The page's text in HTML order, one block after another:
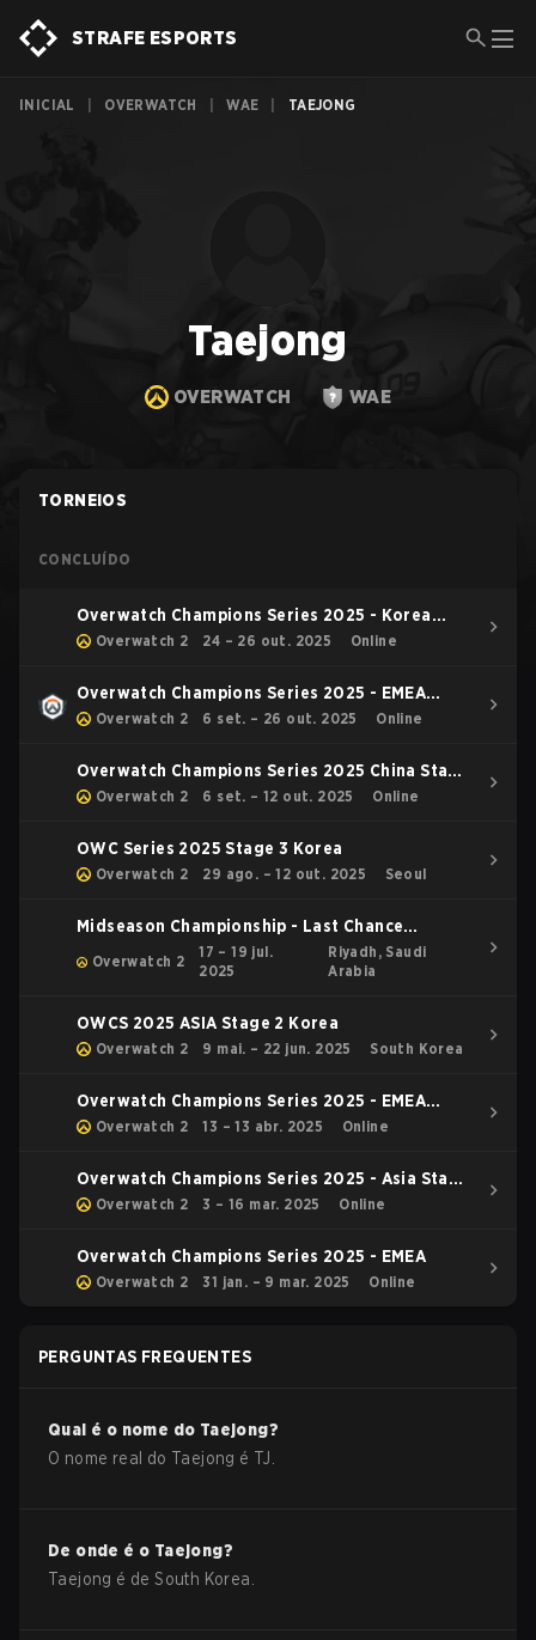
STRAFE ESPORTS
INICIAL OVERWATCH WAE TAEJONG
Taejong
OVERWATCH WAE
TORNEIOS
CONCLUÍDO
Overwatch Champions Series 2025 - Korea
Road to World Finals
Overwatch 2 24 – 26 out. 2025 Online
Overwatch Champions Series 2025 - EMEA
Stage 3
Overwatch 2 6 set. – 26 out. 2025 Online
Overwatch Champions Series 2025 China Stage
3 Overwatch 2 6 set. – 12 out. 2025 Online
OWC Series 2025 Stage 3 Korea
Overwatch 2 29 ago. – 12 out. 2025 Seoul
Midseason Championship - Last Chance
Overwatch 2
17 – 19 jul.
2025
Riyadh, Saudi
Arabia
OWCS 2025 ASIA Stage 2 Korea
Overwatch 2 9 mai. – 22 jun. 2025 South Korea
Overwatch Champions Series 2025 - EMEA
Stage 1 Relegation
Overwatch 2 13 – 13 abr. 2025 Online
Overwatch Champions Series 2025 - Asia Stage
1
Overwatch 2 3 – 16 mar. 2025 Online
Overwatch Champions Series 2025 - EMEA
Overwatch 2 31 jan. – 9 mar. 2025 Online
PERGUNTAS FREQUENTES
Qual é o nome do Taejong?
O nome real do Taejong é TJ
De onde é o Taejong?
Taejong é deSouth Korea